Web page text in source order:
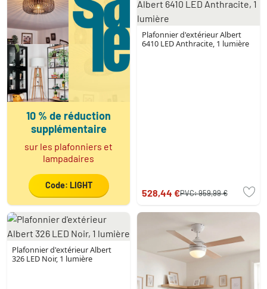
10 % de réduction
supplémentaire
sur les plafonniers et
lampadaires
Code: LIGHT
Plafonnier d'extérieur Albert
6410 LED Anthracite, 1 lumière
528,44 €PVC:959,99 €
Plafonnier d'extérieur Albert
326 LED Noir, 1 lumière